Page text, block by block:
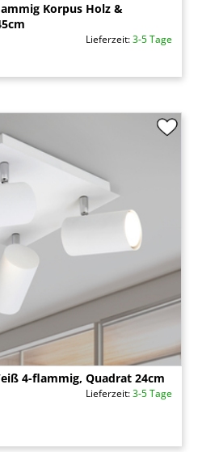
Korpus Holz &
Lieferzeit:3-5 Tage
4-flammig, Quadrat 24cm
Lieferzeit:3-5 Tage